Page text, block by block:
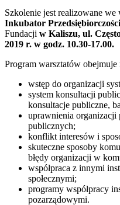
Szkolenie jest realizowane we
Inkubator Przedsiębiorczości
Fundacji w Kaliszu, ul.
2019 r. w godz. 10.30-17.00.
Program warsztatów obejmuje
wstęp do organizacji
system konsultacji
konsultacje publiczne,
uprawnienia organizacji
publicznych;
konflikt interesów i
skuteczne sposoby
błędy organizacji w
współpraca z innymi
społecznymi;
programy współpracy
pozarządowymi.